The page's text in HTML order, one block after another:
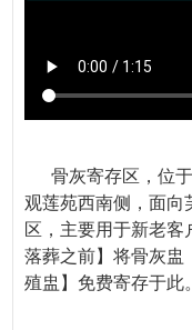
骨灰寄存区，位
观莲苑西南侧，面向
区，主要用于新老
落葬之前】将骨灰盅
殖盅】免费寄存于此。